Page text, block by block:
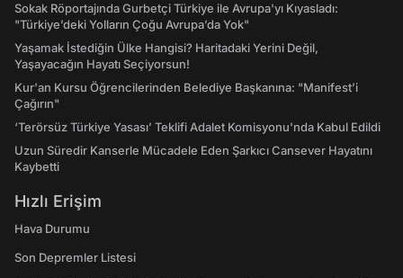
Sokak Röportajında Gurbetçi Türkiye ile Avrupa'yı Kıyasladı:
"Türkiye’deki Yolların Çoğu Avrupa’da Yok"
Yaşamak İstediğin Ülke Hangisi? Haritadaki Yerini Değil,
Yaşayacağın Hayatı Seçiyorsun!
Kur'an Kursu Öğrencilerinden Belediye Başkanına: "Manifest’i
Çağırın"
‘Terörsüz Türkiye Yasası’ Teklifi Adalet Komisyonu'nda Kabul Edildi
Uzun Süredir Kanserle Mücadele Eden Şarkıcı Cansever Hayatını
Kaybetti
Hızlı Erişim
Hava Durumu
Son Depremler Listesi